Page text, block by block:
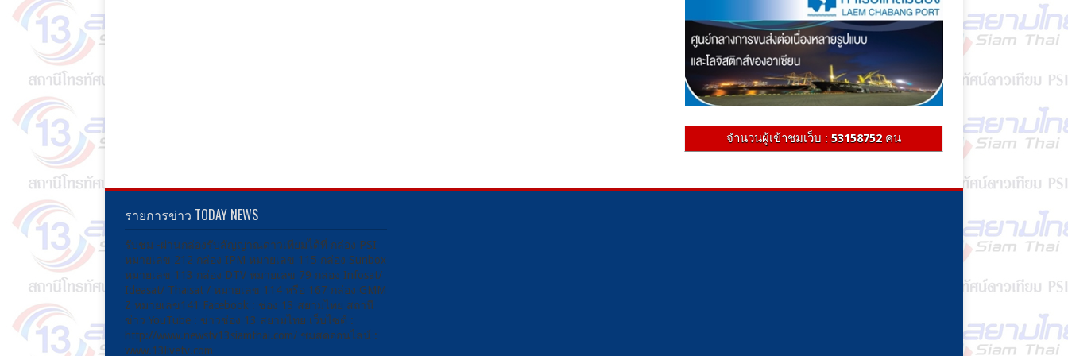
จำนวนผู้เข้าชมเว็บ : 53158752 คน
รายการข่าว TODAY NEWS
รับชม -ผ่านกล่องรับสัญญาณดาวเทียมได้ที่ กล่อง PSI
หมายเลข 212 กล่อง IPM หมายเลข 115 กล่อง Sunbox
หมายเลข 113 กล่อง DTV หมายเลข 79 กล่อง Infosat/
Ideasat/ Thaisat / หมายเลข 114 หรือ 167 กล่อง GMM
Z หมายเลข141 Facebook : ช่อง 13 สยามไทย สถานี
ข่าว YouTube : ข่าวช่อง 13 สยามไทย เว็บไซต์ :
http://www.newstv13siamthai.com/ ชมสดออนไลน์ :
www.13livetv.com